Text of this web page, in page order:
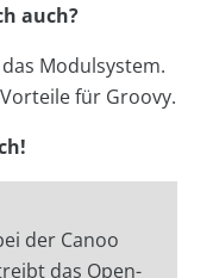
auch?
Modulsystem.
für Groovy.
der Canoo
das Open-